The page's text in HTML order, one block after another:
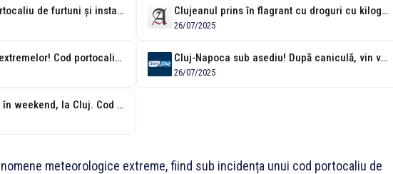
Clujul e sub cod portocaliu de furtuni și instabilitate atmosferică azi, în... Clujeanul prins în flagrant cu droguri cu kilogramul ascunse în cutii de...
26/07/2025
Clujul, sub asediul extremelor! Cod portocaliu de caniculă și furtuni violente, în... Cluj-Napoca sub asediu! După caniculă, vin vijeliile: Cod Portocaliu de furtuni violente...
26/07/2025
Vreme capricioasă, în weekend, la Cluj. Cod portocaliu de vijelii și de...
meteorologice extreme, fiind sub incidența unui cod portocaliu de